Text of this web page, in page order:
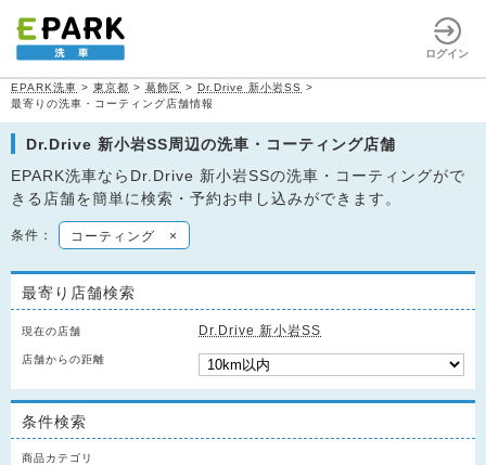
ログイン
EPARK洗車 > 東京都 > 葛飾区 > Dr.Drive 新小岩SS >
最寄りの洗車・コーティング店舗情報
Dr.Drive 新小岩SS周辺の洗車・コーティング店舗
EPARK洗車ならDr.Drive 新小岩SSの洗車・コーティングがで
きる店舗を簡単に検索・予約お申し込みができます。
条件： コーティング ×
最寄り店舗検索
現在の店舗 Dr.Drive 新小岩SS
店舗からの距離
条件検索
商品カテゴリ